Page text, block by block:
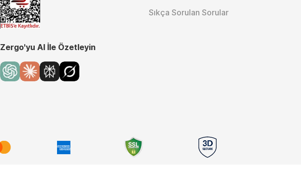
Sıkça Sorulan Sorular
Zergo'yu AI İle Özetleyin